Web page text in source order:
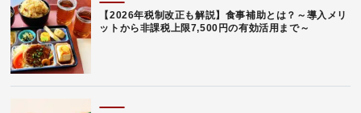
【2026年税制改正も解説】食事補助とは？～導入メリ
ットから非課税上限7,500円の有効活用まで～